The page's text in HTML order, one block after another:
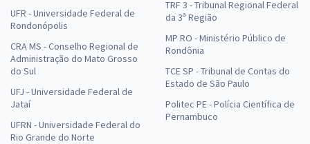
UFR - Universidade Federal de
Rondonópolis
CRA MS - Conselho Regional de
Administração do Mato Grosso
do Sul
UFJ - Universidade Federal de
Jataí
UFRN - Universidade Federal do
Rio Grande do Norte
TRF 3 - Tribunal Regional Federal
da 3ª Região
MP RO - Ministério Público de
Rondônia
TCE SP - Tribunal de Contas do
Estado de São Paulo
Politec PE - Polícia Científica de
Pernambuco